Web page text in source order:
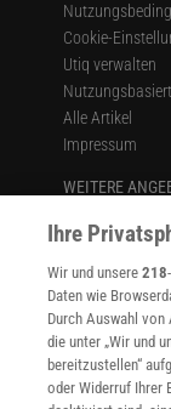
Cookie-
Utiq verwalten
Alle Artikel
Impressum
WEITERE
Angebote für
Sprachen
Lexika
Für Spektrum
WEBSEITEN
Ihre
Wir und unsere218
Daten wie
Durch Auswahl
die unter „Wir und
bereitzustellen“
oder Widerruf Ihrer